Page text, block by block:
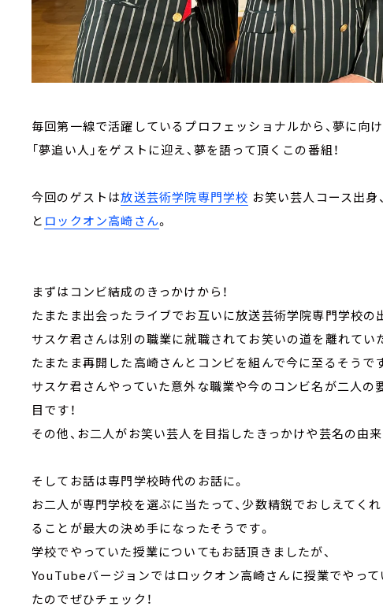
毎回第一線で活躍しているプロフェッショナルから、夢に向
「夢追い人」をゲストに迎え、夢を語って頂くこの番組！
今回のゲストは放送芸術学院専門学校 お笑い芸人コース出身
と ロックオン高崎さん。
まずはコンビ結成のきっかけから！
たまたま出会ったライブでお互いに放送芸術学院専門学校の
サスケ君さんは別の職業に就職されてお笑いの道を離れてい
たまたま再開した高崎さんとコンビを組んで今に至るそうで
サスケ君さんやっていた意外な職業や今のコンビ名が二人
目です！
その他、お二人がお笑い芸人を目指したきっかけや芸名の由
そしてお話は専門学校時代のお話に。
お二人が専門学校を選ぶに当たって、少数精鋭でおしえてく
ることが最大の決め手になったそうです。
学校でやっていた授業についてもお話頂きましたが、
YouTubeバージョンではロックオン高崎さんに授業でやっ
たのでぜひチェック！